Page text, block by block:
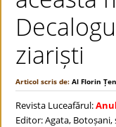
ziariști
Articol scris de:Al Florin
Revista Luceafărul:
Editor: Agata,